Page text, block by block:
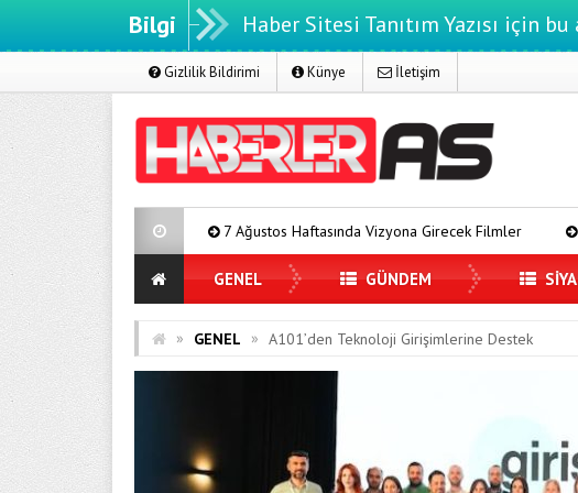
Bilgi Haber Sitesi Tanıtım Yazısı için bu
Gizlilik Bildirimi Künye İletişim
7 Ağustos Haftasında Vizyona Girecek Filmler Mürsel Ferhat Sağlam
GENEL GÜNDEM
» GENEL » A101’den Teknoloji Girişimlerine Destek